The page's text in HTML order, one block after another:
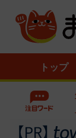
トップ